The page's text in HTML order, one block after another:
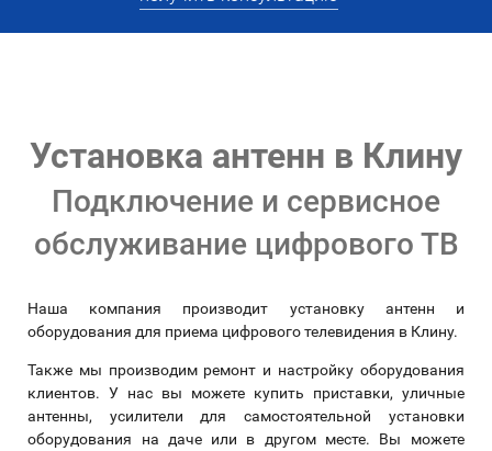
Установка антенн в Клину
Подключение и сервисное
обслуживание цифрового ТВ
Наша компания производит установку антенн и
оборудования для приема цифрового телевидения в Клину.
Также мы производим ремонт и настройку оборудования
клиентов. У нас вы можете купить приставки, уличные
антенны, усилители для самостоятельной установки
оборудования на даче или в другом месте. Вы можете